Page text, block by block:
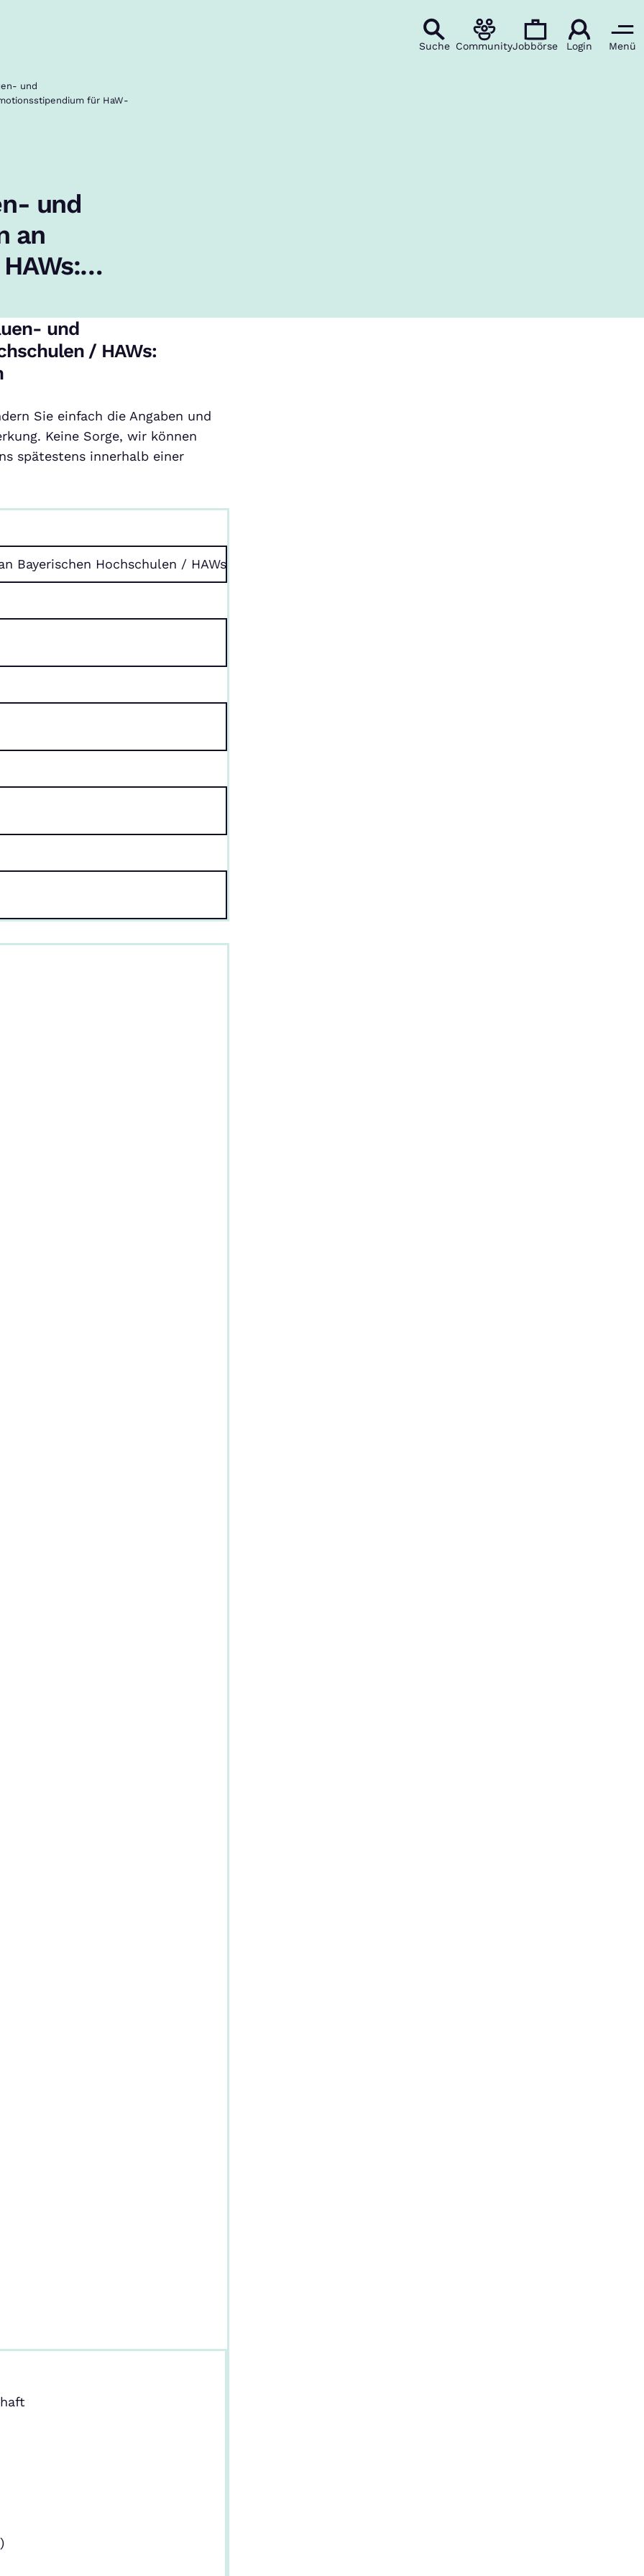
Suche CommunityJobbörse Login Menü
und
für HaW-
und
an
und
/ HAWs:
Sie einfach die Angaben und
Keine Sorge, wir können
spätestens innerhalb einer